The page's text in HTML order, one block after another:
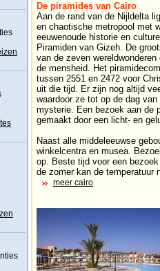
De piramides van Cairo
Aan de rand van de Nijldelta
en chaotische metropool met
eeuwenoude historie en
Piramiden van Gizeh. De
van de zeven
de mensheid. Het
tussen 2551 en 2472 voor
uit die tijd. Er zijn nog altijd
waardoor ze tot op de dag
mysterie. Een bezoek aan de
gemaakt door een licht- en
Naast alle middeleeuwse
winkelcentra en musea.
op. Beste tijd voor een
de zomer kan de temperatuur
meer cairo